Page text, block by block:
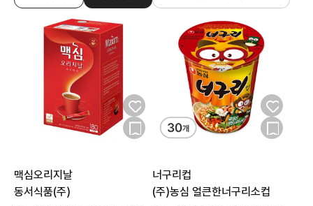
맥심오리지날
동서식품(주)
너구리컵
(주)농심 얼큰한너구리소컵